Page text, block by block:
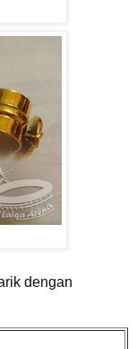
dengan